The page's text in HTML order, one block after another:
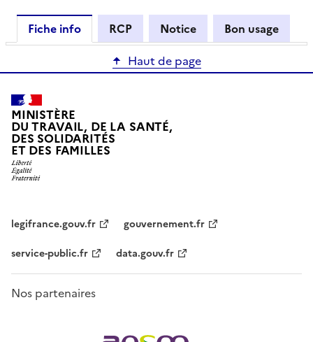
Fiche info RCP Notice
Bon usage
Haut de page
MINISTÈRE
DU TRAVAIL, DE LA SANTÉ,
DES SOLIDARITÉS
ET DES FAMILLES
legifrance.gouv.fr
gouvernement.fr
service-public.fr
data.gouv.fr
Nos partenaires